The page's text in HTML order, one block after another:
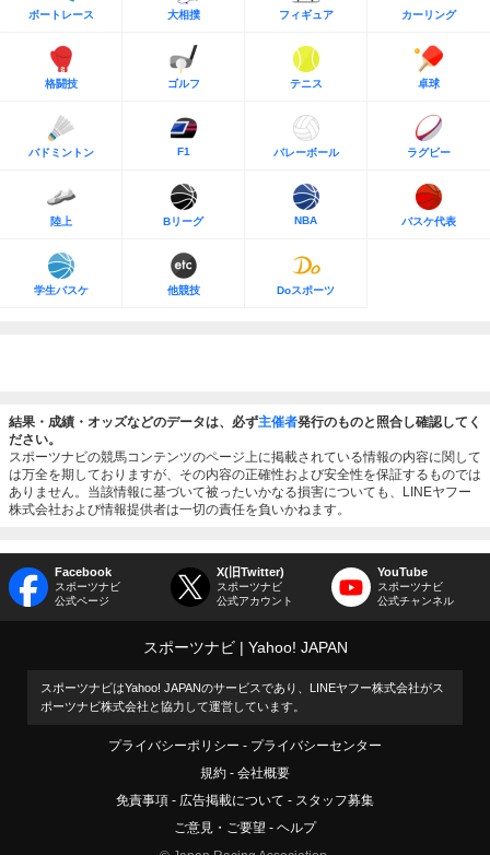
ボートレース 大相撲 フィギュア カーリング
格闘技 ゴルフ テニス 卓球
バドミントン F1 バレーボール ラグビー
陸上 Bリーグ NBA バスケ代表
学生バスケ 他競技 Doスポーツ
結果・成績・オッズなどのデータは、必ず主催者発行のものと照合し確認してく
ださい。
スポーツナビの競馬コンテンツのページ上に掲載されている情報の内容に関して
は万全を期しておりますが、その内容の正確性および安全性を保証するものでは
ありません。当該情報に基づいて被ったいかなる損害についても、LINEヤフー
株式会社および情報提供者は一切の責任を負いかねます。
Facebook
スポーツナビ
公式ページ
X(旧Twitter)
スポーツナビ
公式アカウント
YouTube
スポーツナビ
公式チャンネル
スポーツナビ Yahoo! JAPAN
スポーツナビはYahoo! JAPANのサービスであり、LINEヤフー株式会社がス
ポーツナビ株式会社と協力して運営しています。
プライバシーポリシー
プライバシーセンター
規約
会社概要
免責事項
広告掲載について
スタッフ募集
ご意見・ご要望
ヘルプ